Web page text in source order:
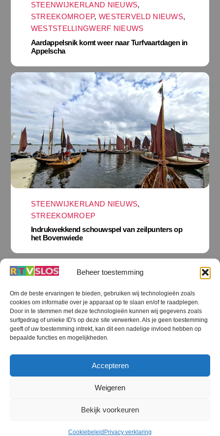
Beheer toestemming
Om de beste ervaringen te bieden, gebruiken wij technologieën zoals
cookies om informatie over je apparaat op te slaan en/of te raadplegen.
Door in te stemmen met deze technologieën kunnen wij gegevens zoals
surfgedrag of unieke ID's op deze site verwerken. Als je geen toestemming
geeft of uw toestemming intrekt, kan dit een nadelige invloed hebben op
bepaalde functies en mogelijkheden.
Accepteren
Weigeren
Bekijk voorkeuren
Cookiebeleid Privacy verklaring
STEENWIJKERLAND NIEUWS,
STREEKOMROEP, WESTERVELD NIEUWS,
WESTSTELLINGWERF NIEUWS
Aardappelsnik komt weer naar Turfvaartdagen in
Appelscha
STEENWIJKERLAND NIEUWS,
STREEKOMROEP
Indrukwekkend schouwspel van zeilpunters op
het Bovenwiede
STEENWIJKERLAND NIEUWS